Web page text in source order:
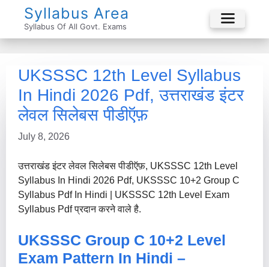
Syllabus Area
Syllabus Of All Govt. Exams
Menu
UKSSSC 12th Level Syllabus
In Hindi 2026 Pdf, उत्तराखंड इंटर
लेवल सिलेबस पीडीऍफ़
July 8, 2026
उत्तराखंड इंटर लेवल सिलेबस पीडीऍफ़, UKSSSC 12th Level
Syllabus In Hindi 2026 Pdf, UKSSSC 10+2 Group C
Syllabus Pdf In Hindi | UKSSSC 12th Level Exam
Syllabus Pdf प्रदान करने वाले है.
UKSSSC Group C 10+2 Level
Exam Pattern In Hindi –